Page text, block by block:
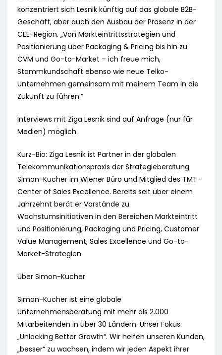
konzentriert sich Lesnik künftig auf das globale B2B-
Geschäft, aber auch den Ausbau der Präsenz in der
CEE-Region. „Von Markteintrittsstrategien und
Positionierung über Packaging & Pricing bis hin zu
CVM und Go-to-Market – ich freue mich,
Stammkundschaft ebenso wie neue Telko-
Unternehmen gemeinsam mit meinem Team in die
Zukunft zu führen.“
Interviews mit Ziga Lesnik sind auf Anfrage (nur für
Medien) möglich.
Kurz-Bio: Ziga Lesnik ist Partner in der globalen
Telekommunikationspraxis der Strategieberatung
Simon-Kucher im Wiener Büro und Mitglied des TMT-
Center of Sales Excellence. Bereits seit über einem
Jahrzehnt berät er Vorstände zu
Wachstumsinitiativen in den Bereichen Markteintritt
und Positionierung, Packaging und Pricing, Customer
Value Management, Sales Excellence und Go-to-
Market-Strategien.
Über Simon-Kucher
Simon-Kucher ist eine globale
Unternehmensberatung mit mehr als 2.000
Mitarbeitenden in über 30 Ländern. Unser Fokus:
„Unlocking Better Growth“. Wir helfen unseren Kunden,
„besser“ zu wachsen, indem wir jeden Aspekt ihrer